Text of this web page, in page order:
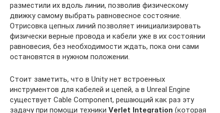
разместили их вдоль линии, позволив физическому
движку самому выбрать равновесное состояние.
Отрисовка цепных линий позволяет инициализировать
физически верные провода и кабели уже в их состоянии
равновесия, без необходимости ждать, пока они сами
остановятся в нужном положении.
Стоит заметить, что в Unity нет встроенных
инструментов для кабелей и цепей, а в Unreal Engine
существует Cable Component, решающий как раз эту
задачу при помощи техники Verlet Integration (которая